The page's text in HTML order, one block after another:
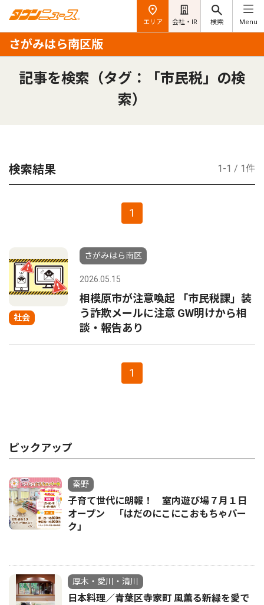
エリア 会社・IR 検索 Menu
さがみはら南区版
記事を検索（タグ：「市民税」の検
索）
検索結果 1-1 / 1件
1
社会
さがみはら南区
2026.05.15
相模原市が注意喚起 「市民税課」装
う詐欺メールに注意 GW明けから相
談・報告あり
1
ピックアップ
秦野
子育て世代に朗報！ 室内遊び場７月１日
オープン 「はだのにこにこおもちゃパー
ク」
厚木・愛川・清川
日本料理／青葉区寺家町 風薫る新緑を愛で